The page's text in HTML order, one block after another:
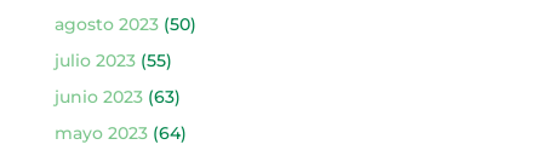
agosto 2023(50)
julio 2023(55)
junio 2023(63)
mayo 2023(64)